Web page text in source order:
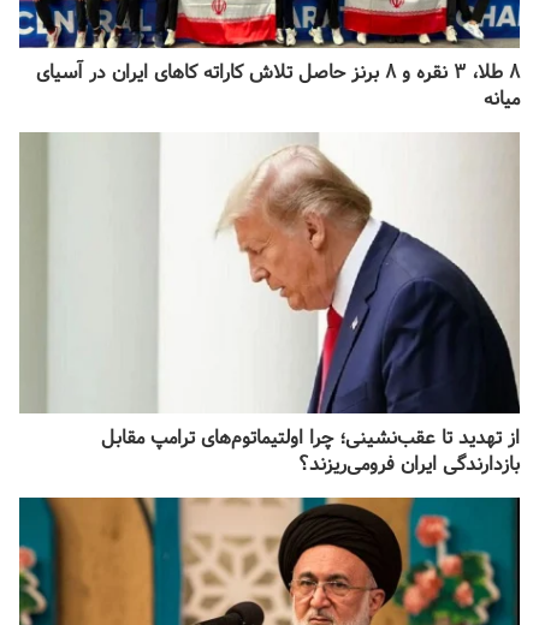
۸ طلا، ۳ نقره و ۸ برنز حاصل تلاش کاراته کا‌های ایران در آسیای
میانه
از تهدید تا عقب‌نشینی؛ چرا اولتیماتوم‌های ترامپ مقابل
بازدارندگی ایران فرومی‌ریزند؟